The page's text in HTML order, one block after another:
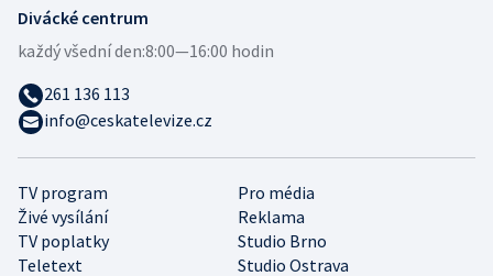
TV program
Pro média
Živé vysílání
Reklama
TV poplatky
Studio Brno
Teletext
Studio Ostrava
Divácké centrum
každý všední den:8:00—16:00 hodin
261 136 113
info@ceskatelevize.cz